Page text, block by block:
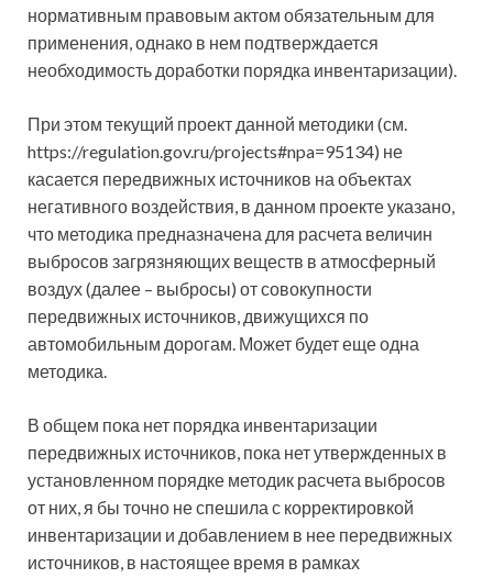
нормативным правовым актом обязательным для
применения, однако в нем подтверждается
необходимость доработки порядка инвентаризации).
При этом текущий проект данной методики (см.
https://regulation.gov.ru/projects#npa=95134) не
касается передвижных источников на объектах
негативного воздействия, в данном проекте указано,
что методика предназначена для расчета величин
выбросов загрязняющих веществ в атмосферный
воздух (далее – выбросы) от совокупности
передвижных источников, движущихся по
автомобильным дорогам. Может будет еще одна
методика.
В общем пока нет порядка инвентаризации
передвижных источников, пока нет утвержденных в
установленном порядке методик расчета выбросов
от них, я бы точно не спешила с корректировкой
инвентаризации и добавлением в нее передвижных
источников, в настоящее время в рамках